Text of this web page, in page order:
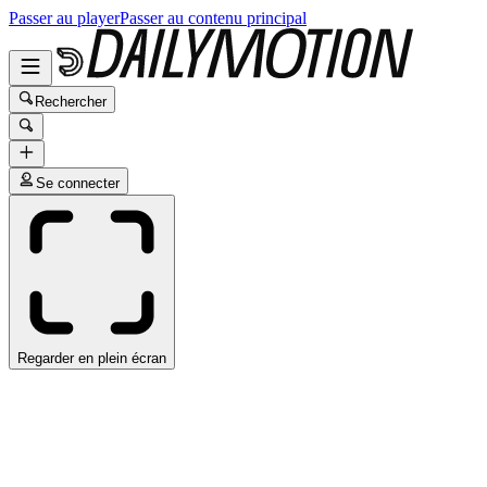
Passer au playerPasser au contenu principal
Rechercher
Se connecter
Regarder en plein écran